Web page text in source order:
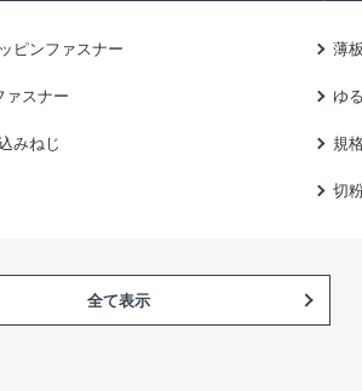
ピンファスナー 薄
ァスナー ゆ
みねじ 規
切
全て表示